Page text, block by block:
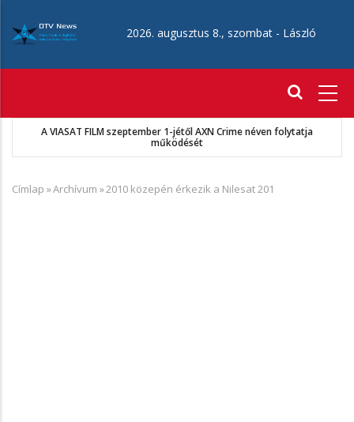
tartalomra
2026. augusztus 8., szombat - László
A VIASAT FILM szeptember 1-jétől AXN Crime néven folytatja
működését
Morzsa
Címlap »Archívum »2010 közepén érkezik a Nilesat 201